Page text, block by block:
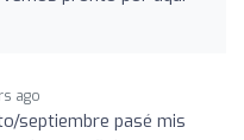
ago
septiembre pasé mis